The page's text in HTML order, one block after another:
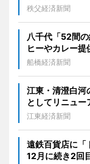
秩父経済新聞
八千代「52間
ヒーやカレー提
船橋経済新聞
江東・清澄白河
としてリニュー
江東経済新聞
遠鉄百貨店に
12月に続き2回